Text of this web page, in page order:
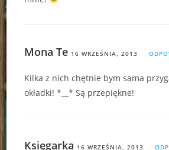
Mona Te 16 WRZEŚNIA, 2013
Kilka z nich chętnie bym sama
okładki! *__* Są przepiękne!
Księgarka 16 WRZEŚNIA, 2013